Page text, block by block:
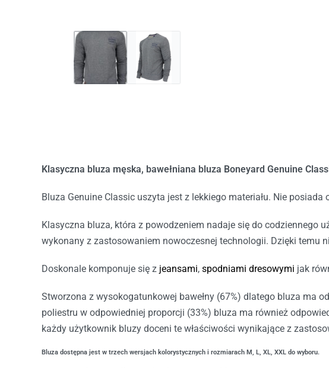
Klasyczna bluza męska, bawełniana bluza Boneyard Genuine
Bluza Genuine Classic uszyta jest z lekkiego materiału. Nie
Klasyczna bluza, która z powodzeniem nadaje się do codziennego
wykonany z zastosowaniem nowoczesnej technologii. Dzięki temu
Doskonale komponuje się z jeansami, spodniami dresowymi jak
Stworzona z wysokogatunkowej bawełny (67%) dlatego bluza ma
poliestru w odpowiedniej proporcji (33%) bluza ma również
każdy użytkownik bluzy doceni te właściwości wynikające z
Bluza dostępna jest w trzech wersjach kolorystycznych i rozmiarach M, L, XL, XXL do wyboru.